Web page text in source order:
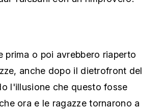
prima o poi avrebbero riaperto
anche dopo il dietrofront del
l'illusione che questo fosse
ora e le ragazze tornarono a